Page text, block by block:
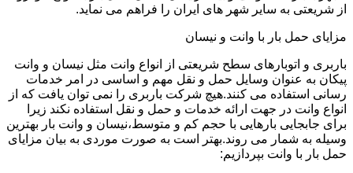
از شریعتی به سایر شهر های ایران را فراهم می نماید.
مزایای حمل بار با وانت و نیسان
باربری و اتوبارهای سطح شریعتی از انواع وانت مثل نیسان و وانت
پیکان به عنوان وسایل حمل و نقل مهم و اساسی در امر خدمات
رسانی استفاده می کنند.هیچ شرکت باربری را نمی توان یافت که از
انواع وانت در جهت ارائه خدمات و حمل و نقل استفاده نکند زیرا
برای جابجایی بارهایی با حجم کم و متوسط،نیسان و وانت بار بهترین
وسیله به شمار می روند.بهتر است به صورت موردی به بیان مزایای
حمل بار با وانت بپردازیم: